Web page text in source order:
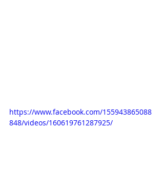
https://www.facebook.com/155943865088
848/videos/160619761287925/